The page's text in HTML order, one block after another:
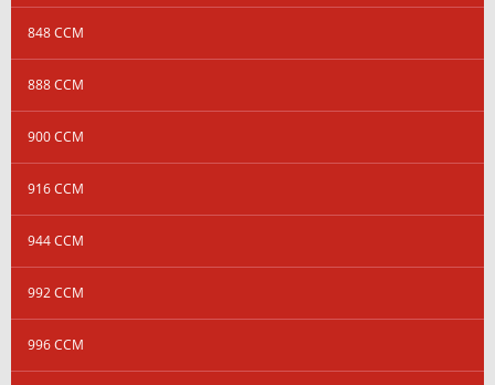
848 CCM
888 CCM
900 CCM
916 CCM
944 CCM
992 CCM
996 CCM